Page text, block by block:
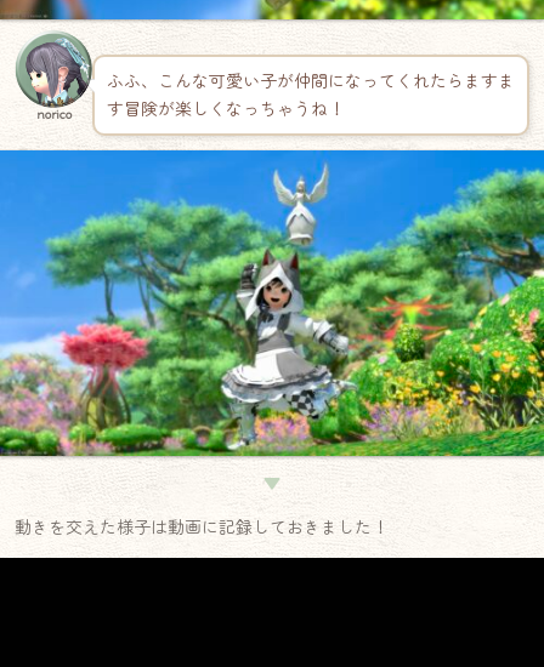
norico
ふふ、こんな可愛い子が仲間になってくれたらますま
す冒険が楽しくなっちゃうね！
▼
動きを交えた様子は動画に記録しておきました！